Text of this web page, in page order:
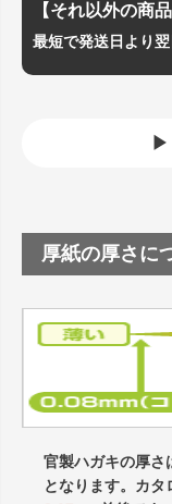
【それ以外の商品
最短で発送日より
厚紙の厚さに
官製ハガキの厚さ
となります。カ